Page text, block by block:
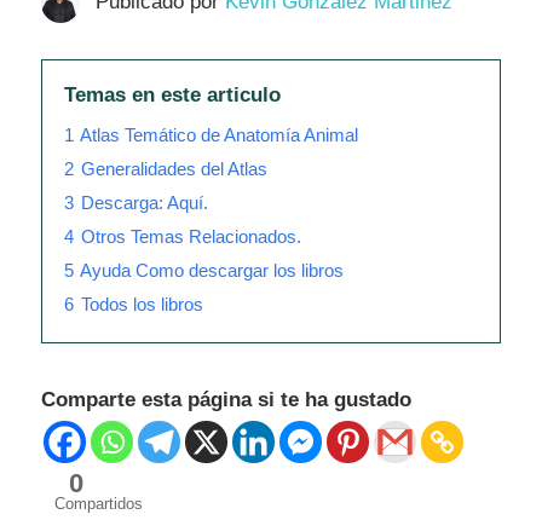
Temas en este articulo
1 Atlas Temático de Anatomía Animal
2 Generalidades del Atlas
3 Descarga: Aquí.
4 Otros Temas Relacionados.
5 Ayuda Como descargar los libros
6 Todos los libros
Comparte esta página si te ha gustado
0
Compartidos